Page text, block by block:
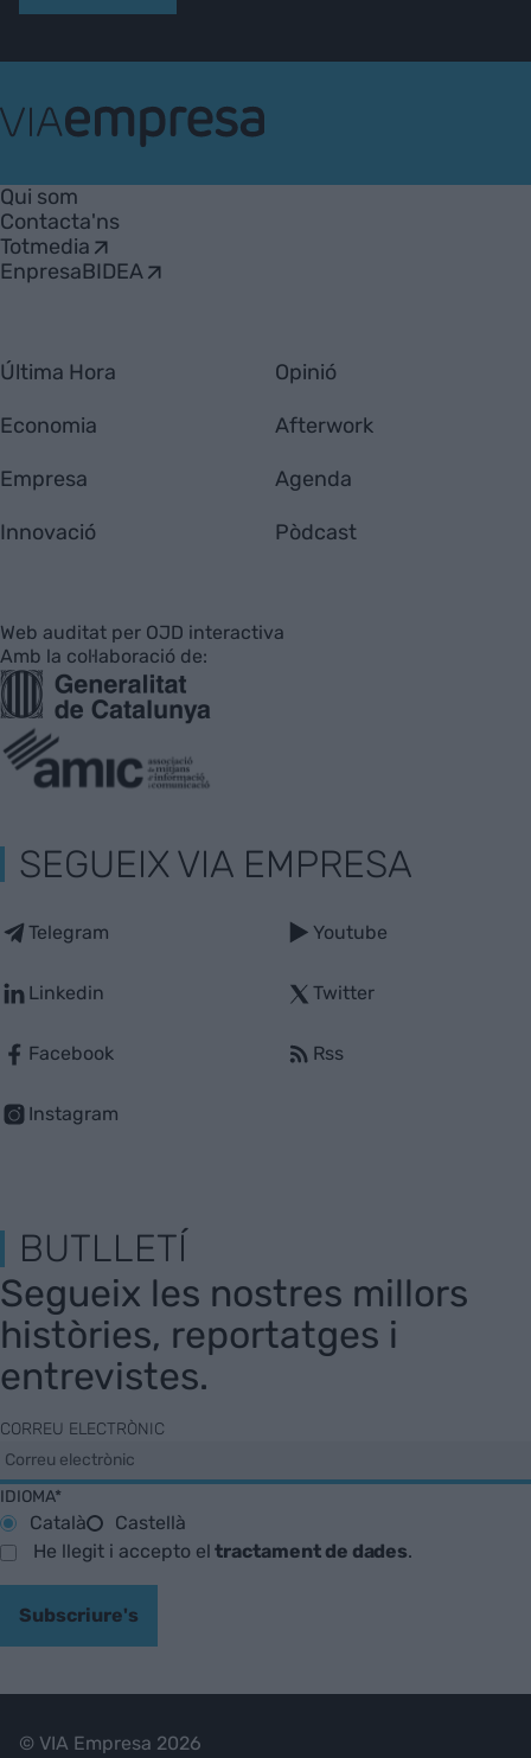
Empresa
Qui som
Contacta'ns
Totmedia
EnpresaBIDEA
Última Hora
Economia
Empresa
Innovació
Opinió
Afterwork
Agenda
Pòdcast
Web auditat per OJD interactiva
Amb la col·laboració de:
SEGUEIX VIA EMPRESA
Telegram
Linkedin
Facebook
Instagram
Youtube
Twitter
Rss
BUTLLETÍ
Segueix les nostres millors
històries, reportatges i
entrevistes.
CORREU ELECTRÒNIC
IDIOMA*
Català
Castellà
He llegit i accepto eltractament de dades.
Subscriure's
© VIA Empresa 2026